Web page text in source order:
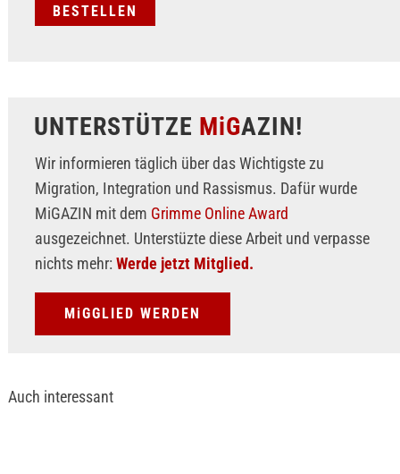
UNTERSTÜTZE MiGAZIN!
Wir informieren täglich über das Wichtigste zu
Migration, Integration und Rassismus. Dafür wurde
MiGAZIN mit dem Grimme Online Award
ausgezeichnet. Unterstüzte diese Arbeit und verpasse
nichts mehr: Werde jetzt Mitglied.
MiGGLIED WERDEN
Auch interessant